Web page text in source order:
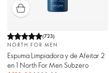
(723)
NORTH FOR MEN
Espuma Limpiadora y de Afeitar 2
en 1 North For Men Subzero